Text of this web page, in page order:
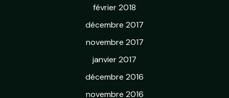
février 2018
décembre 2017
novembre 2017
janvier 2017
décembre 2016
novembre 2016